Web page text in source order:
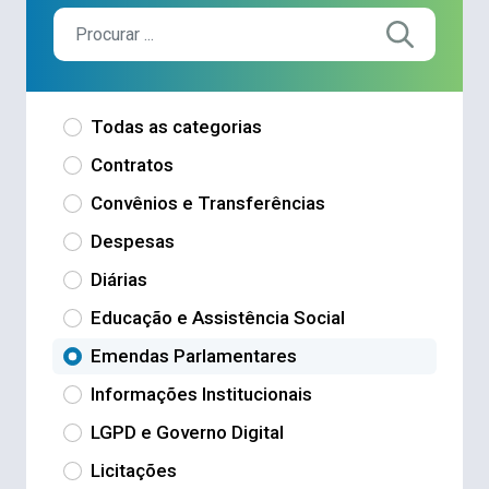
Todas as categorias
Contratos
Convênios e Transferências
Despesas
Diárias
Educação e Assistência Social
Emendas Parlamentares
Informações Institucionais
LGPD e Governo Digital
Licitações